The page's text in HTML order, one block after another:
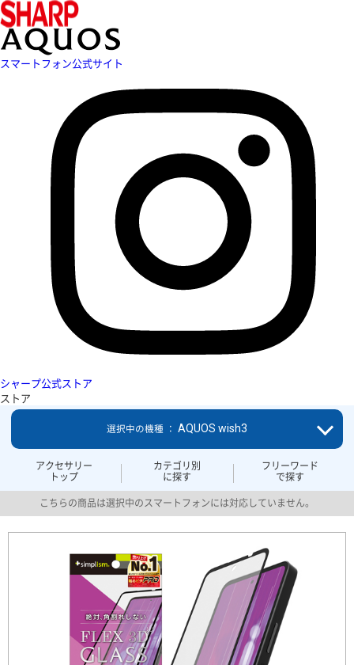
スマートフォン公式サイト
シャープ公式ストア
ストア
アクセサリー
トップ
カテゴリ別
に探す
フリーワード
で探す
選択中の機種 ： AQUOS wish3
こちらの商品は選択中のスマートフォンには対応していません。